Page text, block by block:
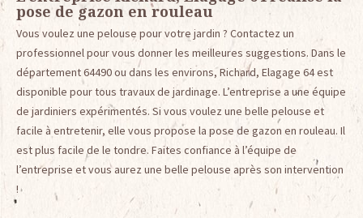
pose de gazon en rouleau
Vous voulez une pelouse pour votre jardin ? Contactez un
professionnel pour vous donner les meilleures suggestions. Dans le
département 64490 ou dans les environs, Richard, Elagage 64 est
disponible pour tous travaux de jardinage. L’entreprise a une équipe
de jardiniers expérimentés. Si vous voulez une belle pelouse et
facile à entretenir, elle vous propose la pose de gazon en rouleau. Il
est plus facile de le tondre. Faites confiance à l’équipe de
l’entreprise et vous aurez une belle pelouse après son intervention
!